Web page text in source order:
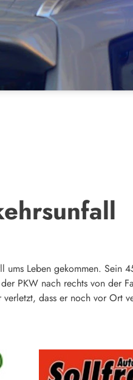
ums Leben gekommen.
PKW nach rechts von der
dass er noch vor Ort